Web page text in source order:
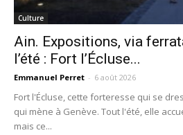
Culture
Ain. Expositions, via
l’été : Fort l’Écluse...
Emmanuel Perret - 6 août 2026
Fort l'Écluse, cette forteresse qui se
qui mène à Genève. Tout l'été, elle
mais ce...